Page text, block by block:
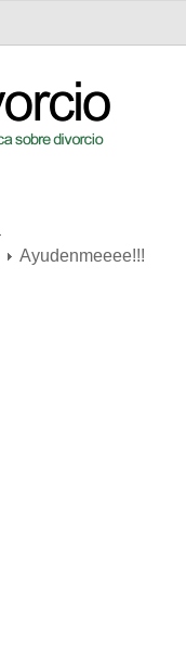
Ayudenmeeee!!!